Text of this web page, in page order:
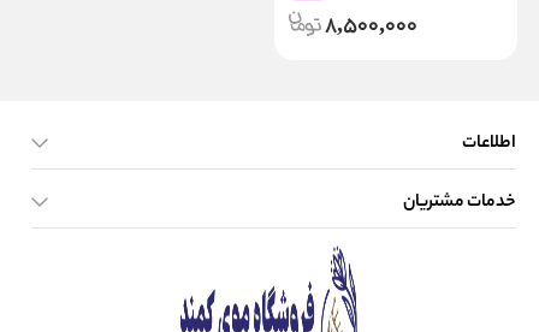
8,500,000
اطلاعات
صفحه اصلی
خدمات مشتریان